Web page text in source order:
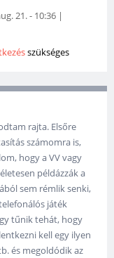
21. - 10:36 |
szükséges
rajta. Elsőre
számomra is,
hogy a VV vagy
példázzák a
sem rémlik senki,
játék
tűnik tehát, hogy
kell egy ilyen
és megoldódik az